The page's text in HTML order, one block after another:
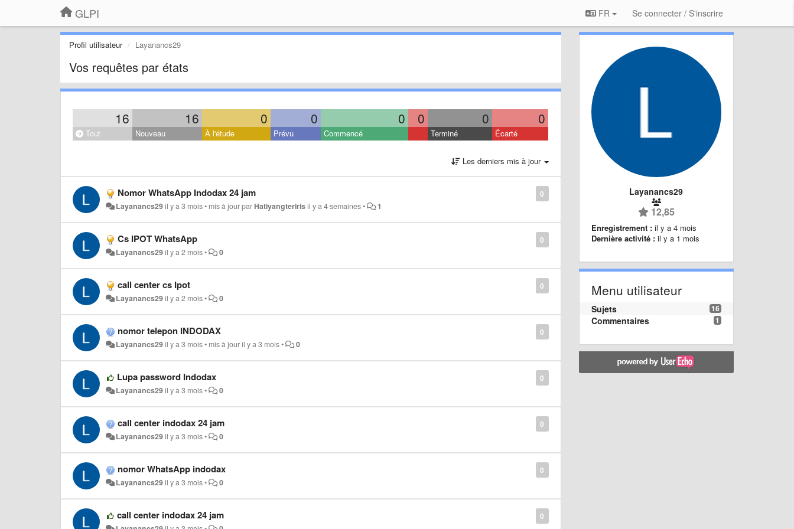
GLPI FR Se connecter / S'inscrire
Profil utilisateur Layanancs29
Vos requêtes par états
16 16 0 0 0 0 0 0
Tout Nouveau À l'étude Prévu Commencé Terminé Écarté
Les derniers mis à jour
0
Nomor WhatsApp Indodax 24 jam
Layanancs29il y a 3 mois• mis à jour par Hatiyangteririsil y a 4 semaines• 1
0
Cs IPOT WhatsApp
Layanancs29il y a 2 mois• 0
0
call center cs Ipot
Layanancs29il y a 2 mois• 0
0
nomor telepon INDODAX
Layanancs29il y a 3 mois• mis à jouril y a 3 mois• 0
0
Lupa password Indodax
Layanancs29il y a 3 mois• 0
0
call center indodax 24 jam
Layanancs29il y a 3 mois• 0
0
nomor WhatsApp indodax
Layanancs29il y a 3 mois• 0
0
call center indodax 24 jam
Layanancs29
12,85
Enregistrement : il y a 4 mois
Dernière activité : il y a 1 mois
Menu utilisateur
16
Sujets
1
Commentaires